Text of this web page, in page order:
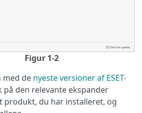
Figur 1-2
med de nyeste versioner af ESET-
på den relevante ekspander
produkt, du har installeret, og